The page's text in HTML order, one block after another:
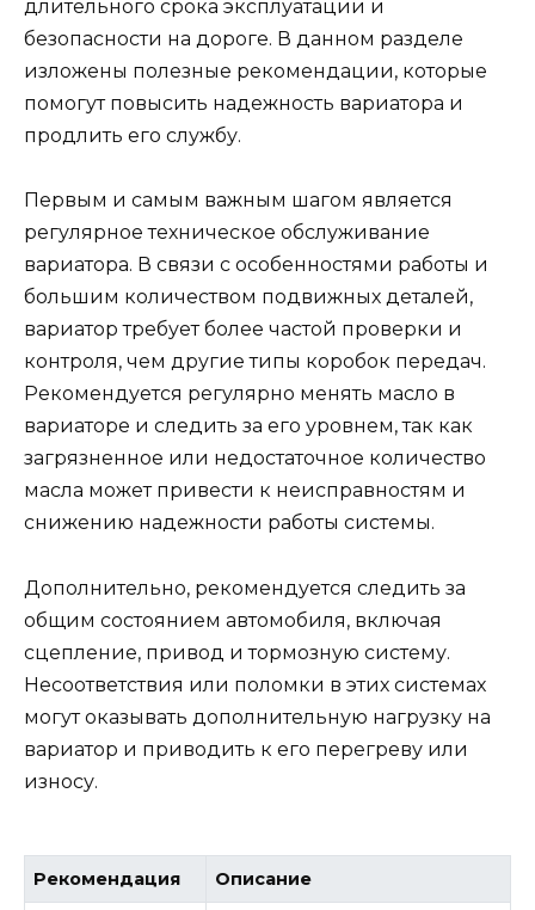
длительного срока эксплуатации и
безопасности на дороге. В данном разделе
изложены полезные рекомендации, которые
помогут повысить надежность вариатора и
продлить его службу.
Первым и самым важным шагом является
регулярное техническое обслуживание
вариатора. В связи с особенностями работы и
большим количеством подвижных деталей,
вариатор требует более частой проверки и
контроля, чем другие типы коробок передач.
Рекомендуется регулярно менять масло в
вариаторе и следить за его уровнем, так как
загрязненное или недостаточное количество
масла может привести к неисправностям и
снижению надежности работы системы.
Дополнительно, рекомендуется следить за
общим состоянием автомобиля, включая
сцепление, привод и тормозную систему.
Несоответствия или поломки в этих системах
могут оказывать дополнительную нагрузку на
вариатор и приводить к его перегреву или
износу.
Рекомендация Описание